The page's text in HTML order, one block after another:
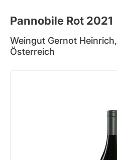
Pannobile Rot 2021
Weingut Gernot
Österreich